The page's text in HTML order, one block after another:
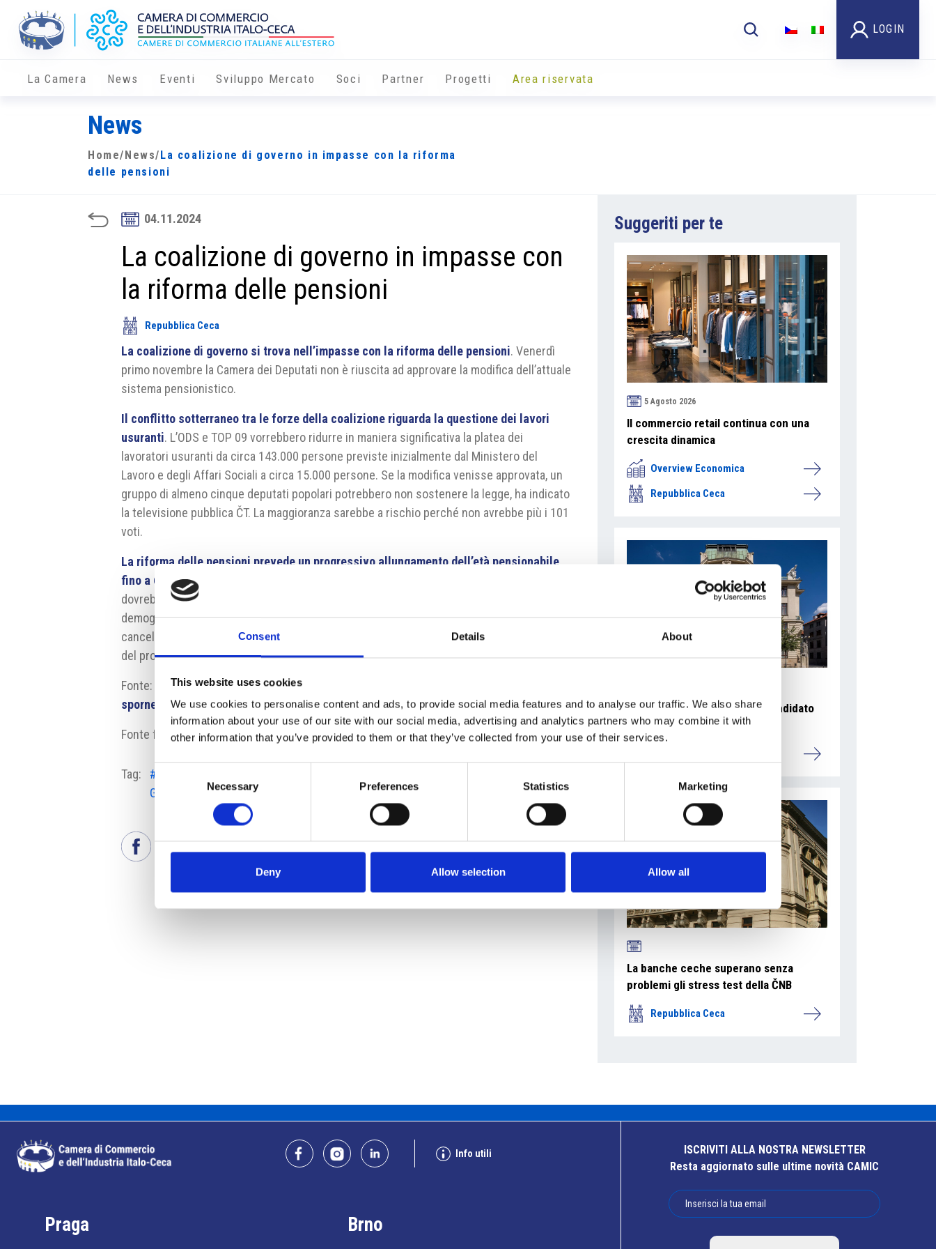
Consent Details About
This website uses cookies
We use cookies to personalise content and ads, to provide social media features and to analyse our traffic. We also share
information about your use of our site with our social media, advertising and analytics partners who may combine it with
other information that you’ve provided to them or that they’ve collected from your use of their services.
Consent
Selection
Necessary Preferences Statistics Marketing
Deny Allow selection Allow all
LOGIN
La Camera News Eventi Sviluppo Mercato Soci Partner Progetti Area riservata
News
Home/ News/ La coalizione di governo in impasse con la riforma
delle pensioni
04.11.2024
La coalizione di governo in impasse con
la riforma delle pensioni
Repubblica Ceca
La coalizione di governo si trova nell’impasse con la riforma delle pensioni. Venerdì
primo novembre la Camera dei Deputati non è riuscita ad approvare la modifica dell’attuale
sistema pensionistico.
Il conflitto sotterraneo tra le forze della coalizione riguarda la questione dei lavori
usuranti. L’ODS e TOP 09 vorrebbero ridurre in maniera significativa la platea dei
lavoratori usuranti da circa 143.000 persone previste inizialmente dal Ministero del
Lavoro e degli Affari Sociali a circa 15.000 persone. Se la modifica venisse approvata, un
gruppo di almeno cinque deputati popolari potrebbero non sostenere la legge, ha indicato
la televisione pubblica ČT. La maggioranza sarebbe a rischio perché non avrebbe più i 101
voti.
La riforma delle pensioni prevede un progressivo allungamento dell’età pensionabile
fino a 67 anni. Cambierà anche il metodo di calcolo degli assegni. Le modifiche
dovrebbero aiutare la sostenibilità del sistema pensionistico con il verificarsi di trend
demografici sfavorevoli. Contrarie alla riforma le opposizioni, che promettono di
cancellare una parte delle modifiche, qualora vadano al potere dopo le elezioni legislative
del prossimo anno.
Fonte:
https://www.ceskenoviny.cz/zpravy/snemovna-opet-nedokoncila-schvalovani-
sporne-reformy-penzi/2588743
Fonte fotografia: psp.cz
Tag:
#Coalizione di
Governo
Pensioni
Suggeriti per te
5 Agosto 2026
Il commercio retail continua con una
crescita dinamica
Overview Economica
Repubblica Ceca
Ano 2011 schiera un nuovo candidato
sindaco a Praga
La banche ceche superano senza
problemi gli stress test della ČNB
Repubblica Ceca
Info utili
Praga Brno
ISCRIVITI ALLA NOSTRA NEWSLETTER
Resta aggiornato sulle ultime novità CAMIC